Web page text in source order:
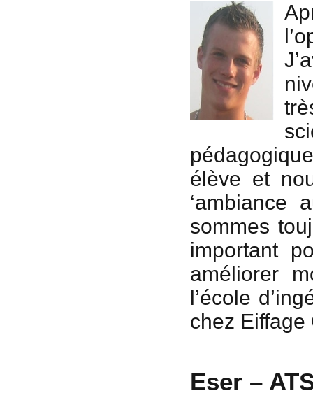
élève et
‘ambiance
sommes
important
améliorer
l’école
chez Eiffage
Eser –